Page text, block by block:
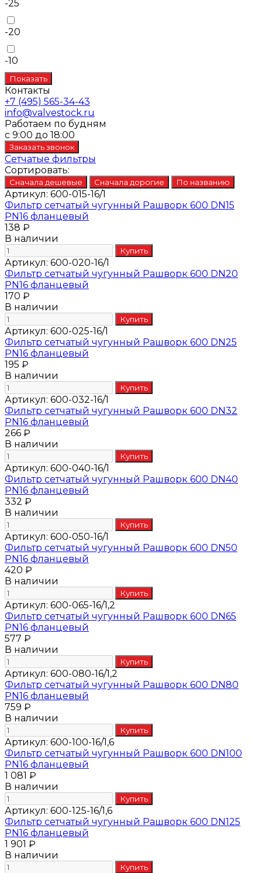
-25
-20
-10
Контакты
+7 (495) 565-34-43
info@valvestock.ru
Работаем по будням
с 9:00 до 18:00
Сетчатые фильтры
Сортировать:
Артикул: 600-015-16/1
Фильтр сетчатый чугунный Рашворк 600 DN15
PN16 фланцевый
138 ₽
В наличии
Артикул: 600-020-16/1
Фильтр сетчатый чугунный Рашворк 600 DN20
PN16 фланцевый
170 ₽
В наличии
Артикул: 600-025-16/1
Фильтр сетчатый чугунный Рашворк 600 DN25
PN16 фланцевый
195 ₽
В наличии
Артикул: 600-032-16/1
Фильтр сетчатый чугунный Рашворк 600 DN32
PN16 фланцевый
266 ₽
В наличии
Артикул: 600-040-16/1
Фильтр сетчатый чугунный Рашворк 600 DN40
PN16 фланцевый
332 ₽
В наличии
Артикул: 600-050-16/1
Фильтр сетчатый чугунный Рашворк 600 DN50
PN16 фланцевый
420 ₽
В наличии
Артикул: 600-065-16/1,2
Фильтр сетчатый чугунный Рашворк 600 DN65
PN16 фланцевый
577 ₽
В наличии
Артикул: 600-080-16/1,2
Фильтр сетчатый чугунный Рашворк 600 DN80
PN16 фланцевый
759 ₽
В наличии
Артикул: 600-100-16/1,6
Фильтр сетчатый чугунный Рашворк 600 DN100
PN16 фланцевый
1 081 ₽
В наличии
Артикул: 600-125-16/1,6
Фильтр сетчатый чугунный Рашворк 600 DN125
PN16 фланцевый
1 901 ₽
В наличии